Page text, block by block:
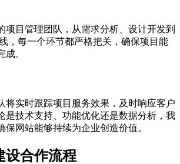
项目管理团队，从需求分析、设计开发到
，每一个环节都严格把关，确保项目能
。
将实时跟踪项目服务效果，及时响应客户
是技术支持、功能优化还是数据分析，我
保网站能够持续为企业创造价值。
设合作流程